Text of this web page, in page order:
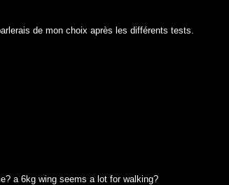
de mon choix après les différents tests.
a 6kg wing seems a lot for walking?